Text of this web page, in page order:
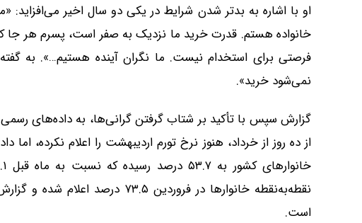
او با اشاره به بدتر شدن شرایط در یکی دو سال اخیر
خانواده هستم. قدرت خرید ما نزدیک به صفر است، پسرم هر جا
فرصتی برای استخدام نیست. ما نگران آینده هستیم…». به
نمی‌شود خرید».
گزارش سپس با تأکید بر شتاب گرفتن گرانی‌ها، به داده‌های
نقطه‌به‌نقطه خانوارها در فروردین
است.